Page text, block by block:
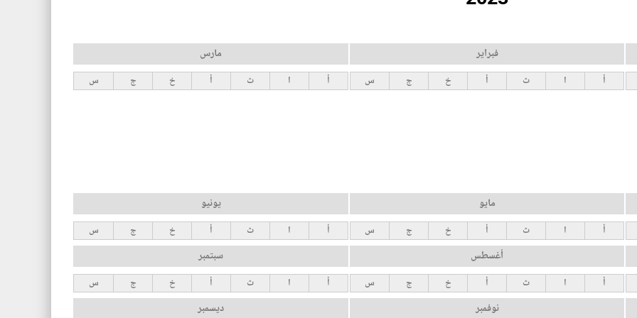
فبراير
أ ا ث أ خ ج س
مارس
أ ا ث أ خ ج س
مايو
أ ا ث أ خ ج س
يونيو
أ ا ث أ خ ج س
أغسطس
أ ا ث أ خ ج س
سبتمبر
أ ا ث أ خ ج س
نوفمبر ديسمبر